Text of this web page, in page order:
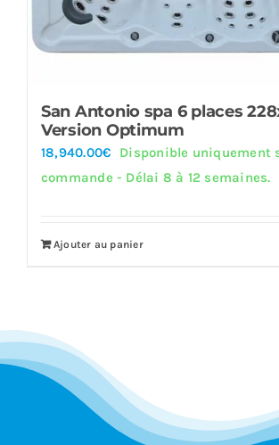
San Antonio spa 6 places
Version Optimum
18,940.00€
Disponible uniquement
commande - Délai 8 à 12 semaines.
Ajouter au panier